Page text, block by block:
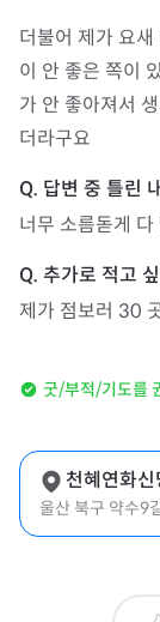
더불어 제가 요
이 안 좋은 쪽이
가 안 좋아져서
더라구요
너무 소름돋게
제가 점보러 30
굿/부적/기도를
천혜연화신
울산 북구 약수9